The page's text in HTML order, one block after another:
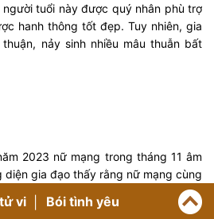
tuổi này được quý nhân phù trợ
hanh thông tốt đẹp. Tuy nhiên, gia
nảy sinh nhiều mâu thuẫn bất
2023 nữ mạng trong tháng 11 âm
diện gia đạo thấy rằng nữ mạng cùng
tin vui hỷ tín cưới xin hoặc thêm
vi Bói tình yêu